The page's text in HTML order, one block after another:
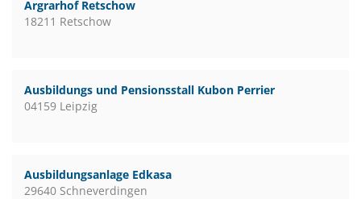
Argrarhof Retschow
18211 Retschow
Ausbildungs und Pensionsstall Kubon Perrier
04159 Leipzig
Ausbildungsanlage Edkasa
29640 Schneverdingen